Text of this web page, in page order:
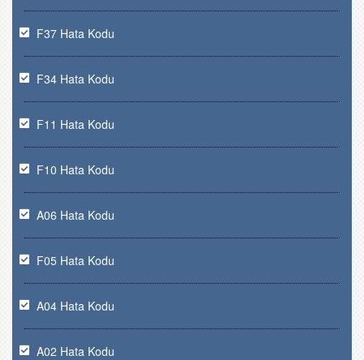
F37 Hata Kodu
F34 Hata Kodu
F11 Hata Kodu
F10 Hata Kodu
A06 Hata Kodu
F05 Hata Kodu
A04 Hata Kodu
A02 Hata Kodu